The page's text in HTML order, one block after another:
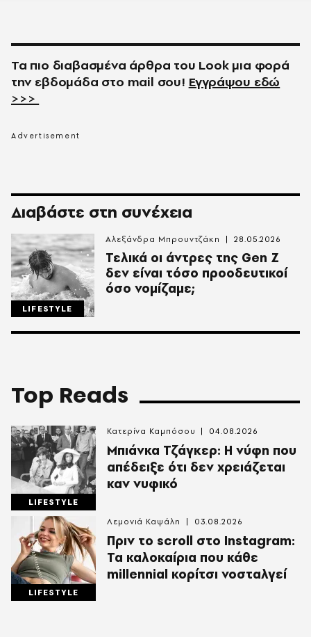
Τα πιο διαβασμένα άρθρα του Look μια φορά
την εβδομάδα στο mail σου! Εγγράψου εδώ
>>>
Διαβάστε στη συνέχεια
LIFESTYLE
Τελικά οι άντρες της Gen Z
δεν είναι τόσο προοδευτικοί
όσο νομίζαμε;
Αλεξάνδρα Μπρουντζάκη 28.05.2026
Top Reads
LIFESTYLE
Mπιάνκα Τζάγκερ: Η νύφη που
απέδειξε ότι δεν χρειάζεται
καν νυφικό
Κατερίνα Καμπόσου 04.08.2026
LIFESTYLE
Πριν το scroll στο Instagram:
Τα καλοκαίρια που κάθε
millennial κορίτσι νοσταλγεί
Λεμονιά Καψάλη 03.08.2026